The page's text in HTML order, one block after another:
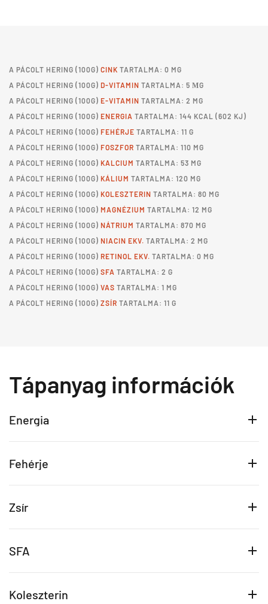
A PÁCOLT HERING (100G) CINK TARTALMA: 0 MG
A PÁCOLT HERING (100G) D-VITAMIN TARTALMA: 5 ΜG
A PÁCOLT HERING (100G) E-VITAMIN TARTALMA: 2 MG
A PÁCOLT HERING (100G) ENERGIA TARTALMA: 144 KCAL (602 KJ)
A PÁCOLT HERING (100G) FEHÉRJE TARTALMA: 11 G
A PÁCOLT HERING (100G) FOSZFOR TARTALMA: 110 MG
A PÁCOLT HERING (100G) KALCIUM TARTALMA: 53 MG
A PÁCOLT HERING (100G) KÁLIUM TARTALMA: 120 MG
A PÁCOLT HERING (100G) KOLESZTERIN TARTALMA: 80 MG
A PÁCOLT HERING (100G) MAGNÉZIUM TARTALMA: 12 MG
A PÁCOLT HERING (100G) NÁTRIUM TARTALMA: 870 MG
A PÁCOLT HERING (100G) NIACIN EKV. TARTALMA: 2 MG
A PÁCOLT HERING (100G) RETINOL EKV. TARTALMA: 0 MG
A PÁCOLT HERING (100G) SFA TARTALMA: 2 G
A PÁCOLT HERING (100G) VAS TARTALMA: 1 MG
A PÁCOLT HERING (100G) ZSÍR TARTALMA: 11 G
Tápanyag információk
Energia
Fehérje
Zsír
SFA
Koleszterin